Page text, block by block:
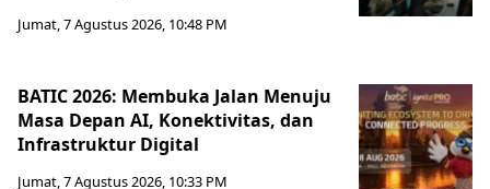
Jumat, 7 Agustus 2026, 10:48 PM
BATIC 2026: Membuka Jalan Menuju
Masa Depan AI, Konektivitas, dan
Infrastruktur Digital
Jumat, 7 Agustus 2026, 10:33 PM